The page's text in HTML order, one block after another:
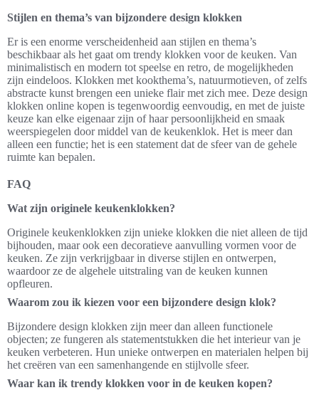
Stijlen en thema’s van bijzondere design klokken
Er is een enorme verscheidenheid aan stijlen en thema’s
beschikbaar als het gaat om trendy klokken voor de keuken. Van
minimalistisch en modern tot speelse en retro, de mogelijkheden
zijn eindeloos. Klokken met kookthema’s, natuurmotieven, of zelfs
abstracte kunst brengen een unieke flair met zich mee. Deze design
klokken online kopen is tegenwoordig eenvoudig, en met de juiste
keuze kan elke eigenaar zijn of haar persoonlijkheid en smaak
weerspiegelen door middel van de keukenklok. Het is meer dan
alleen een functie; het is een statement dat de sfeer van de gehele
ruimte kan bepalen.
FAQ
Wat zijn originele keukenklokken?
Originele keukenklokken zijn unieke klokken die niet alleen de tijd
bijhouden, maar ook een decoratieve aanvulling vormen voor de
keuken. Ze zijn verkrijgbaar in diverse stijlen en ontwerpen,
waardoor ze de algehele uitstraling van de keuken kunnen
opfleuren.
Waarom zou ik kiezen voor een bijzondere design klok?
Bijzondere design klokken zijn meer dan alleen functionele
objecten; ze fungeren als statementstukken die het interieur van je
keuken verbeteren. Hun unieke ontwerpen en materialen helpen bij
het creëren van een samenhangende en stijlvolle sfeer.
Waar kan ik trendy klokken voor in de keuken kopen?